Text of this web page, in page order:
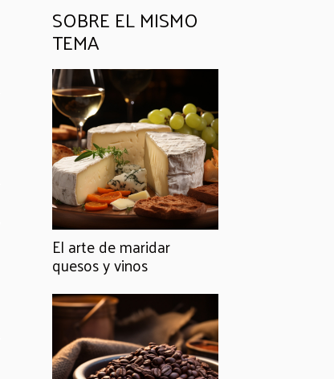
SOBRE EL MISMO
TEMA
El arte de maridar
quesos y vinos